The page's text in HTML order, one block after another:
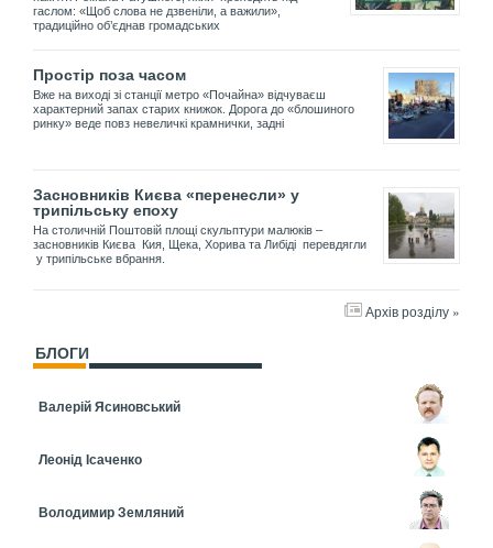
гаслом: «Щоб слова не дзвеніли, а важили»,
традиційно об’єднав громадських
Простір поза часом
Вже на виході зі станції метро «Почайна» відчуваєш
характерний запах старих книжок. Дорога до «блошиного
ринку» веде повз невеличкі крамнички, задні
Засновників Києва «перенесли» у
трипільську епоху
На столичній Поштовій площі скульптури малюків –
засновників Києва Кия, Щека, Хорива та Либіді перевдягли
у трипільське вбрання.
Архів розділу »
БЛОГИ
Валерій Ясиновський
Леонід Ісаченко
Володимир Земляний